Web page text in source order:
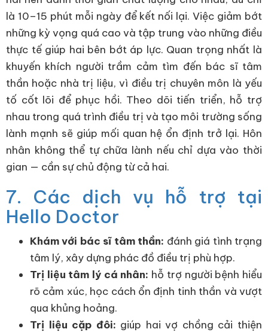
là 10–15 phút mỗi ngày để kết nối lại. Việc giảm bớt
những kỳ vọng quá cao và tập trung vào những điều
thực tế giúp hai bên bớt áp lực. Quan trọng nhất là
khuyến khích người trầm cảm tìm đến bác sĩ tâm
thần hoặc nhà trị liệu, vì điều trị chuyên môn là yếu
tố cốt lõi để phục hồi. Theo dõi tiến triển, hỗ trợ
nhau trong quá trình điều trị và tạo môi trường sống
lành mạnh sẽ giúp mối quan hệ ổn định trở lại. Hôn
nhân không thể tự chữa lành nếu chỉ dựa vào thời
gian — cần sự chủ động từ cả hai.
7. Các dịch vụ hỗ trợ tại
Hello Doctor
Khám với bác sĩ tâm thần: đánh giá tình trạng
tâm lý, xây dựng phác đồ điều trị phù hợp.
Trị liệu tâm lý cá nhân: hỗ trợ người bệnh hiểu
rõ cảm xúc, học cách ổn định tinh thần và vượt
qua khủng hoảng.
Trị liệu cặp đôi: giúp hai vợ chồng cải thiện